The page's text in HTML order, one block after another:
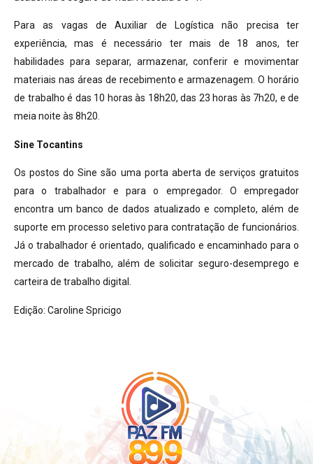
Para as vagas de Auxiliar de Logística não precisa ter
experiência, mas é necessário ter mais de 18 anos, ter
habilidades para separar, armazenar, conferir e movimentar
materiais nas áreas de recebimento e armazenagem. O horário
de trabalho é das 10 horas às 18h20, das 23 horas às 7h20, e de
meia noite às 8h20.
Sine Tocantins
Os postos do Sine são uma porta aberta de serviços gratuitos
para o trabalhador e para o empregador. O empregador
encontra um banco de dados atualizado e completo, além de
suporte em processo seletivo para contratação de funcionários.
Já o trabalhador é orientado, qualificado e encaminhado para o
mercado de trabalho, além de solicitar seguro-desemprego e
carteira de trabalho digital.
Edição: Caroline Spricigo